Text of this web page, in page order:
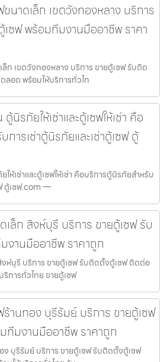
นาดเล็ก เขตวังทองหลาง บริการ
ซฟ พร้อมทีมงานมืออาชีพ ราคา
ก เขตวังทองหลาง บริการ ขายตู้เซฟ รับติด
อด พร้อมให้บริการทั่วไท
นิรภัยให้เช่าและตู้เซฟให้เช่า คือ
ารเช่าตู้นิรภัยและเช่าตู้เซฟ ตู้
ห้เช่าและตู้เซฟให้เช่า คือบริการตู้นิรภัยสำหรับ
ตู้เซฟ.com —
เล็ก สิงห์บุรี บริการ ขายตู้เซฟ รับ
านมืออาชีพ ราคาถูก
งห์บุรี บริการ ขายตู้เซฟ รับติดตั้งตู้เซฟ ติดต่อ
การทั่วไทย ขายตู้เซฟ
านทอง บุรีรัมย์ บริการ ขายตู้เซฟ
ทีมงานมืออาชีพ ราคาถูก
บุรีรัมย์ บริการ ขายตู้เซฟ รับติดตั้งตู้เซฟ